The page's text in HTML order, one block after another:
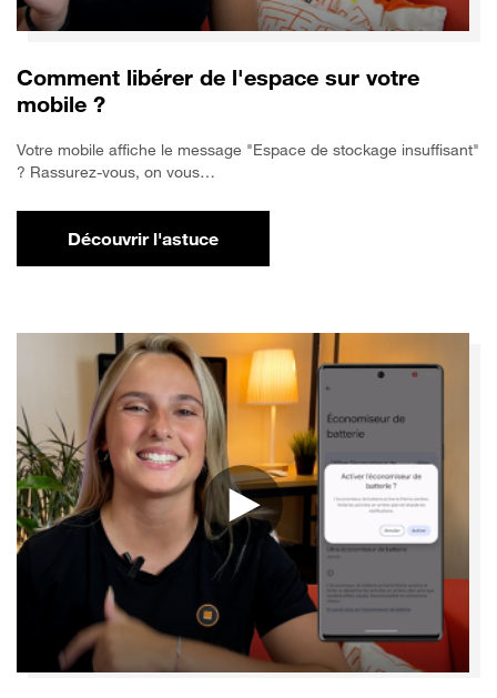
Comment libérer de l'espace sur votre
mobile ?
Votre mobile affiche le message "Espace de stockage insuffisant"
? Rassurez-vous, on vous…
Découvrir l'astucepour Comment libérer de l'espace sur